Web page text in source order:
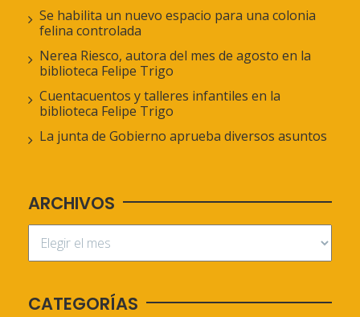
Se habilita un nuevo espacio para una colonia
felina controlada
Nerea Riesco, autora del mes de agosto en la
biblioteca Felipe Trigo
Cuentacuentos y talleres infantiles en la
biblioteca Felipe Trigo
La junta de Gobierno aprueba diversos asuntos
ARCHIVOS
CATEGORÍAS